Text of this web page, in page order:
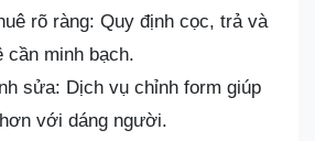
rõ ràng: Quy định cọc, trả và
cần minh bạch.
sửa: Dịch vụ chỉnh form giúp
với dáng người.